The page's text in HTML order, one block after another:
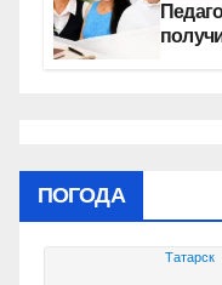
ПОГОДА
Татарск